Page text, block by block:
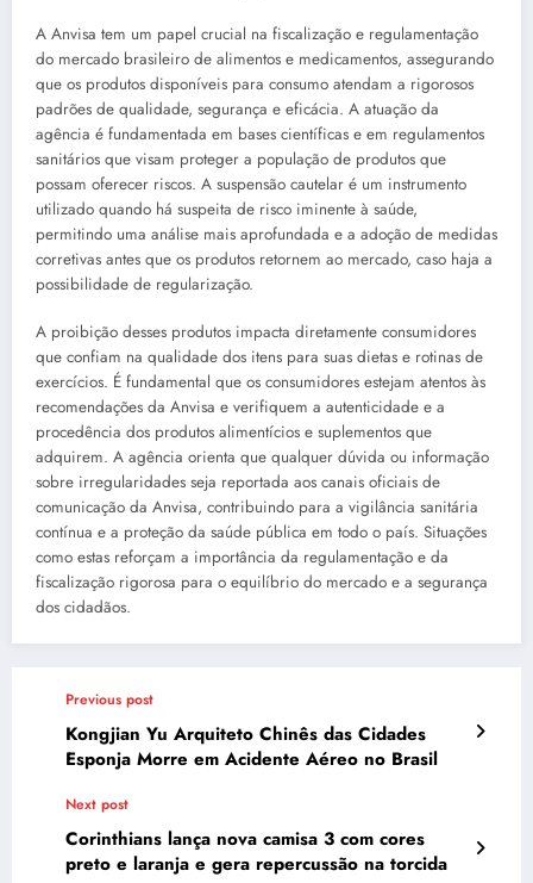
A Anvisa tem um papel crucial na fiscalização e regulamentação
do mercado brasileiro de alimentos e medicamentos, assegurando
que os produtos disponíveis para consumo atendam a rigorosos
padrões de qualidade, segurança e eficácia. A atuação da
agência é fundamentada em bases científicas e em regulamentos
sanitários que visam proteger a população de produtos que
possam oferecer riscos. A suspensão cautelar é um instrumento
utilizado quando há suspeita de risco iminente à saúde,
permitindo uma análise mais aprofundada e a adoção de medidas
corretivas antes que os produtos retornem ao mercado, caso haja a
possibilidade de regularização.
A proibição desses produtos impacta diretamente consumidores
que confiam na qualidade dos itens para suas dietas e rotinas de
exercícios. É fundamental que os consumidores estejam atentos às
recomendações da Anvisa e verifiquem a autenticidade e a
procedência dos produtos alimentícios e suplementos que
adquirem. A agência orienta que qualquer dúvida ou informação
sobre irregularidades seja reportada aos canais oficiais de
comunicação da Anvisa, contribuindo para a vigilância sanitária
contínua e a proteção da saúde pública em todo o país. Situações
como estas reforçam a importância da regulamentação e da
fiscalização rigorosa para o equilíbrio do mercado e a segurança
dos cidadãos.
Previous post
Kongjian Yu Arquiteto Chinês das Cidades
Esponja Morre em Acidente Aéreo no Brasil
Next post
Corinthians lança nova camisa 3 com cores
preto e laranja e gera repercussão na torcida